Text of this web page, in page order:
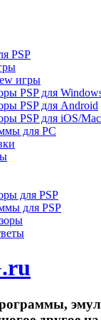
PSP
игры
PSP для
PSP для Android
PSP для iOS/
для PC
для PSP
для PSP